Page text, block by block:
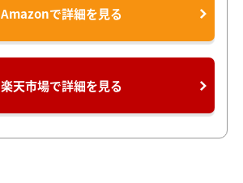
Amazonで詳細を見る
楽天市場で詳細を見る